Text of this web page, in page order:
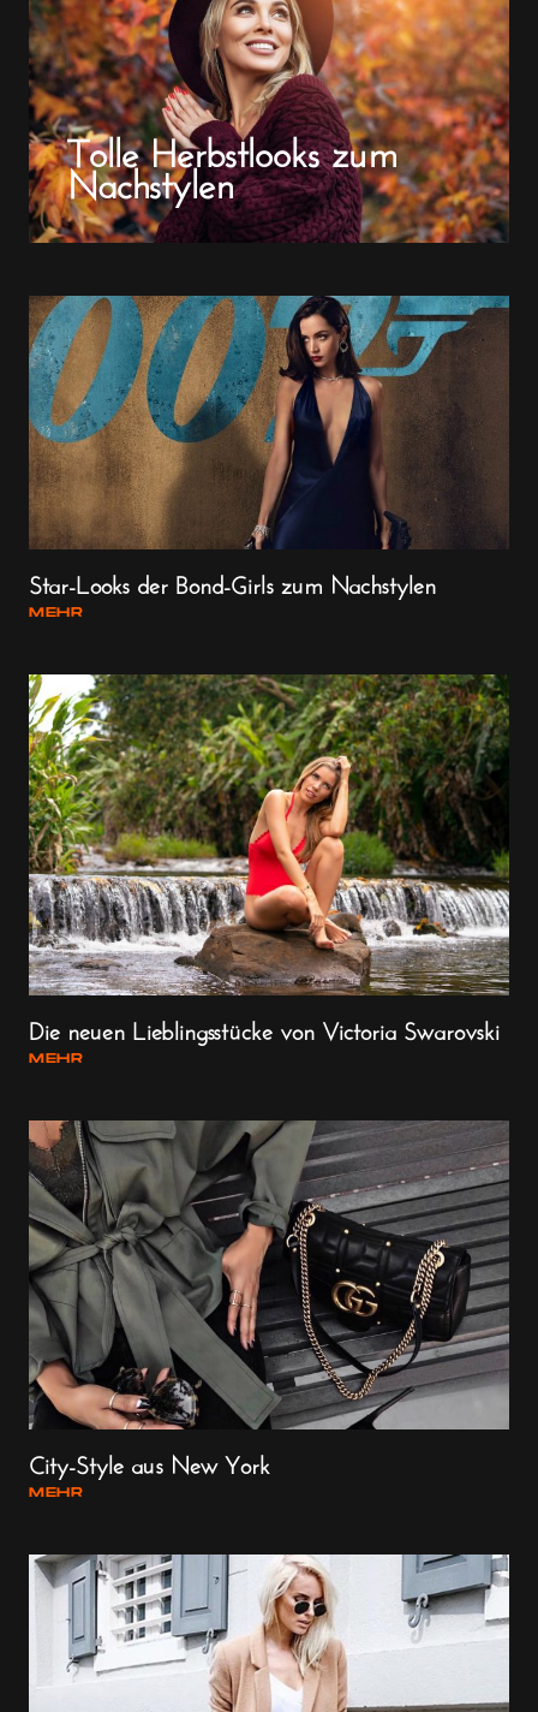
Tolle Herbstlooks zum
Nachstylen
Star-Looks der Bond-Girls zum Nachstylen
MEHR
Die neuen Lieblingsstücke von Victoria Swarovski
MEHR
City-Style aus New York
MEHR